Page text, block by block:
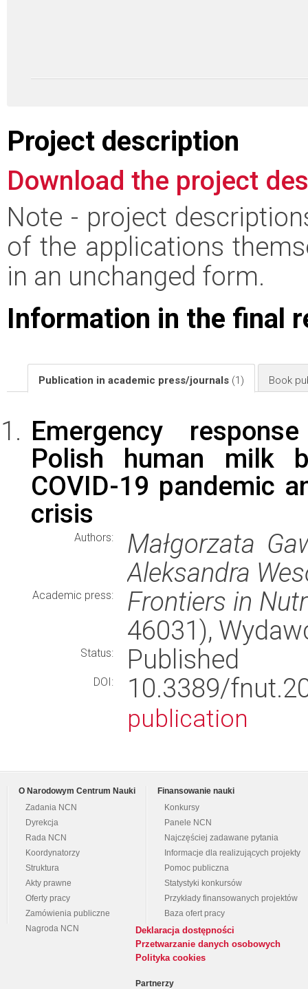
Project description
Download the project
Note - project
of the applications
in an unchanged form.
Information in the final
Publication in academic press/journals (1) Book
Emergency
Polish human milk
COVID-19 pandemic
crisis
Authors:
Małgorzata
Aleksandra
Academic press:
Frontiers in
46031),
Status: Published
DOI: 10.3389/
publication
O Narodowym Centrum Nauki
Zadania NCN
Dyrekcja
Rada NCN
Koordynatorzy
Struktura
Akty prawne
Oferty pracy
Zamówienia publiczne
Nagroda NCN
Finansowanie nauki
Konkursy
Panele NCN
Najczęściej zadawane pytania
Informacje dla realizujących projekty
Pomoc publiczna
Statystyki konkursów
Przykłady finansowanych projektów
Baza ofert pracy
Deklaracja dostępności
Przetwarzanie danych osobowych
Polityka cookies
Partnerzy